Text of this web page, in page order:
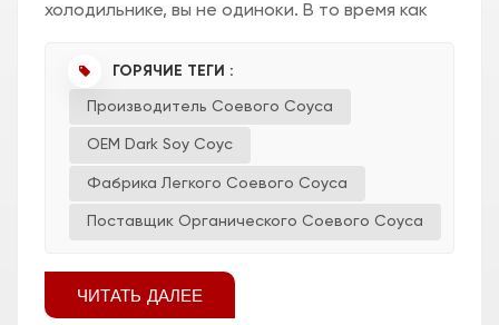
холодильнике, вы не одиноки. В то время как
шельфе из-за высокого содержания соли,
охлаждение м...
ГОРЯЧИЕ ТЕГИ :
Производитель Соевого Соуса
OEM Dark Soy Соус
Фабрика Легкого Соевого Соуса
Поставщик Органического Соевого Соуса
ЧИТАТЬ ДАЛЕЕ